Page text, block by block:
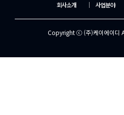
회사소개 │ 사업분야
Copyright ⓒ (주)케이에이디